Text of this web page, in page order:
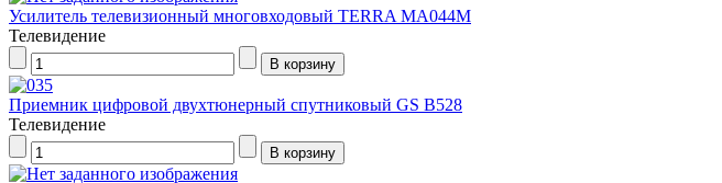
Усилитель телевизионный многовходовый TERRA MA044M
Телевидение
Приемник цифровой двухтюнерный спутниковый GS B528
Телевидение